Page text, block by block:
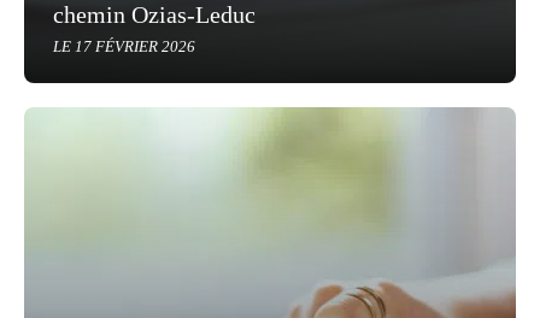
chemin Ozias-Leduc
LE 17 FÉVRIER 2026